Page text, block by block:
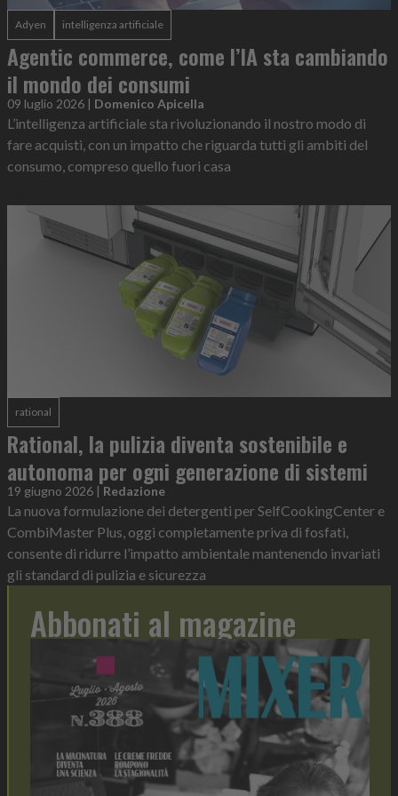
Adyen intelligenza artificiale
Agentic commerce, come l’IA sta cambiando
il mondo dei consumi
09 luglio 2026 | Domenico Apicella
L’intelligenza artificiale sta rivoluzionando il nostro modo di
fare acquisti, con un impatto che riguarda tutti gli ambiti del
consumo, compreso quello fuori casa
rational
Rational, la pulizia diventa sostenibile e
autonoma per ogni generazione di sistemi
19 giugno 2026 | Redazione
La nuova formulazione dei detergenti per SelfCookingCenter e
CombiMaster Plus, oggi completamente priva di fosfati,
consente di ridurre l’impatto ambientale mantenendo invariati
gli standard di pulizia e sicurezza
Abbonati al magazine